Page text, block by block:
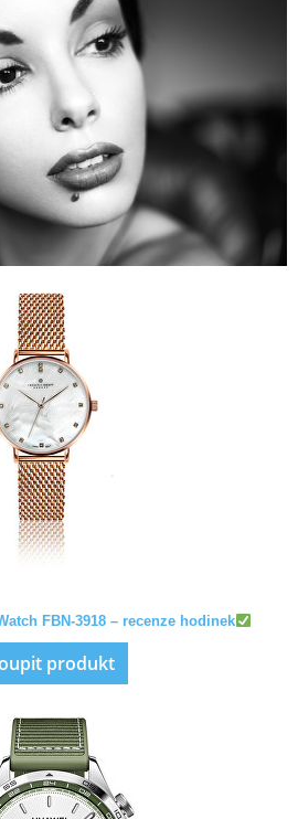
FBN-3918 – recenze hodinek
produkt